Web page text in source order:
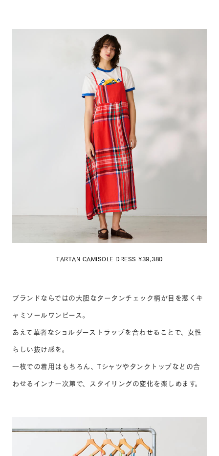
TARTAN CAMISOLE DRESS ¥39,380
ブランドならではの大胆なタータンチェック柄が目を惹くキ
ャミソールワンピース。
あえて華奢なショルダーストラップを合わせることで、女性
らしい抜け感を。
一枚での着用はもちろん、Tシャツやタンクトップなどの合
わせるインナー次第で、スタイリングの変化を楽しめます。